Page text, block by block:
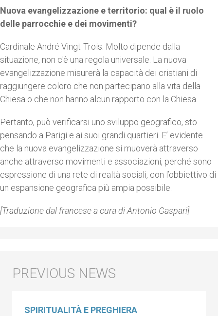
Nuova evangelizzazione e territorio: qual è il ruolo
delle parrocchie e dei movimenti?
Cardinale André Vingt-Trois: Molto dipende dalla
situazione, non c'è una regola universale. La nuova
evangelizzazione misurerà la capacità dei cristiani di
raggiungere coloro che non partecipano alla vita della
Chiesa o che non hanno alcun rapporto con la Chiesa.
Pertanto, può verificarsi uno sviluppo geografico, sto
pensando a Parigi e ai suoi grandi quartieri. E’ evidente
che la nuova evangelizzazione si muoverà attraverso
anche attraverso movimenti e associazioni, perché sono
espressione di una rete di realtà sociali, con l’obbiettivo di
un espansione geografica più ampia possibile.
[Traduzione dal francese a cura di Antonio Gaspari]
SPIRITUALITÀ E PREGHIERA